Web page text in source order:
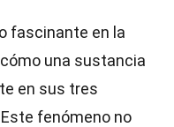
fascinante en la
una sustancia
en sus tres
fenómeno no